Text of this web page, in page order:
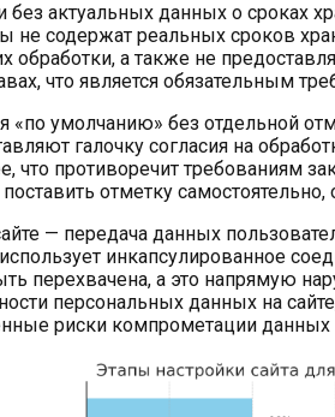
актуальных данных о сроках
не содержат реальных сроков
обработки, а также не
что является обязательным
«по умолчанию» без отдельной
галочку согласия на
что противоречит требованиям
отметку
— передача данных
инкапсулированное
перехвачена, а это напрямую
персональных данных на
риски компрометации данных